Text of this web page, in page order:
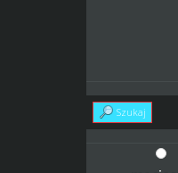
Szukaj